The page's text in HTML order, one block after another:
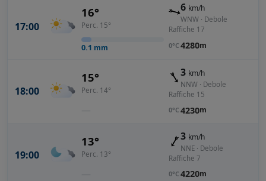
17:00
16°
Perc. 15°
0.1 mm
6 km/h
WNW · Debole
Raffiche 17
0°C 4280m
18:00
15°
Perc. 14°
—
3 km/h
NNW · Debole
Raffiche 15
0°C 4230m
19:00
13°
Perc. 13°
—
3 km/h
NNE · Debole
Raffiche 7
0°C 4220m